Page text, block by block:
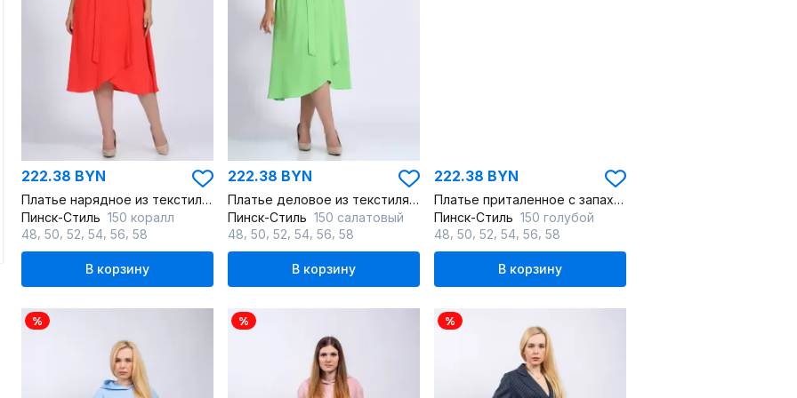
222.38 BYN
Платье нарядное из текстиля с приталенным силуэтом
Пинск-Стиль 150 коралл
48 50 52 54 56 58
В корзину
222.38 BYN
Платье деловое из текстиля с запашком и карманами
Пинск-Стиль 150 салатовый
48 50 52 54 56 58
В корзину
222.38 BYN
Платье приталенное с запахом и поясом двубортное
Пинск-Стиль 150 голубой
48 50 52 54 56 58
В корзину
% % %